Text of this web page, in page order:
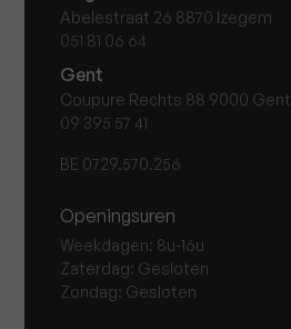
Abelestraat 26 8870 Izegem
051 81 06 64
Gent
Coupure Rechts 88 9000 Gent
09 395 57 41
BE 0729.570.256
Openingsuren
Weekdagen: 8u-16u
Zaterdag: Gesloten
Zondag: Gesloten